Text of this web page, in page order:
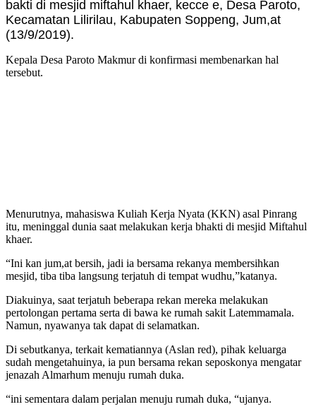
bakti di mesjid miftahul khaer, kecce e, Desa Paroto,
Kecamatan Lilirilau, Kabupaten Soppeng, Jum,at
(13/9/2019).
Kepala Desa Paroto Makmur di konfirmasi membenarkan hal
tersebut.
Menurutnya, mahasiswa Kuliah Kerja Nyata (KKN) asal Pinrang
itu, meninggal dunia saat melakukan kerja bhakti di mesjid Miftahul
khaer.
“Ini kan jum,at bersih, jadi ia bersama rekanya membersihkan
mesjid, tiba tiba langsung terjatuh di tempat wudhu,”katanya.
Diakuinya, saat terjatuh beberapa rekan mereka melakukan
pertolongan pertama serta di bawa ke rumah sakit Latemmamala.
Namun, nyawanya tak dapat di selamatkan.
Di sebutkanya, terkait kematiannya (Aslan red), pihak keluarga
sudah mengetahuinya, ia pun bersama rekan seposkonya mengatar
jenazah Almarhum menuju rumah duka.
“ini sementara dalam perjalan menuju rumah duka, “ujanya.